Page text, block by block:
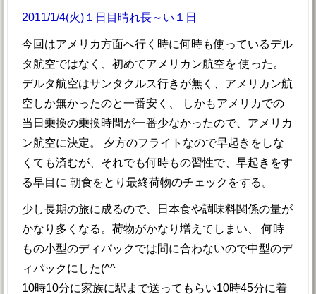
2011/1/4(火)１日目晴れ長～い１日
今回はアメリカ方面へ行く時に何時も使っているデル
タ航空ではなく、初めてアメリカン航空を 使った。
デルタ航空はサンタクルス行きが無く、アメリカン航
空しか無かったのと一番安く、 しかもアメリカでの
当日乗換の乗換時間が一番少なかったので、アメリカ
ン航空に決定。 夕方のフライトなので早起きをしな
くても済むが、それでも何時もの習性で、早起きをす
る早目に 朝食をとり最終荷物のチェックをする。
少し長期の旅に成るので、日本食や調味料関係の量が
かなり多くなる。荷物がかなり増えてしまい、 何時
もの小型のディパックでは間に合わないので中型のデ
ィパックにした(^^ゞ
10時10分に家族に駅まで送ってもらい10時45分に着